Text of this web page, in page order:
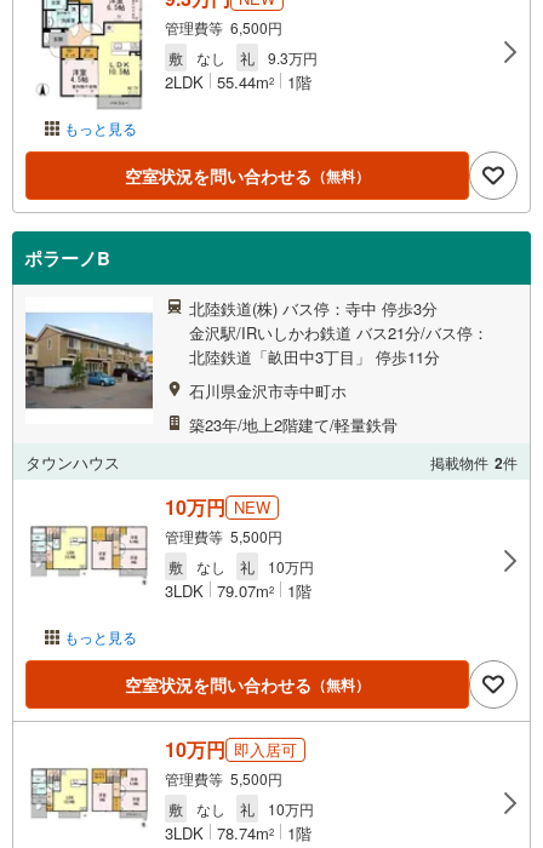
もっと見る
管理費等 6,500円
敷
なし 礼 9.3万円
2LDK 55.44m2 1階
空室状況を問い合わせる （無料）
ポラーノB
北陸鉄道(株) バス停：寺中 停歩3分
金沢駅/IRいしかわ鉄道 バス21分/バス停：
北陸鉄道「畝田中3丁目」 停歩11分
石川県金沢市寺中町ホ
築23年/地上2階建て/軽量鉄骨
タウンハウス
掲載物件 2件
もっと見る
10万円 NEW
管理費等 5,500円
敷
なし 礼 10万円
3LDK 79.07m2 1階
空室状況を問い合わせる （無料）
10万円 即入居可
管理費等 5,500円
敷
なし 礼 10万円
3LDK 78.74m2 1階